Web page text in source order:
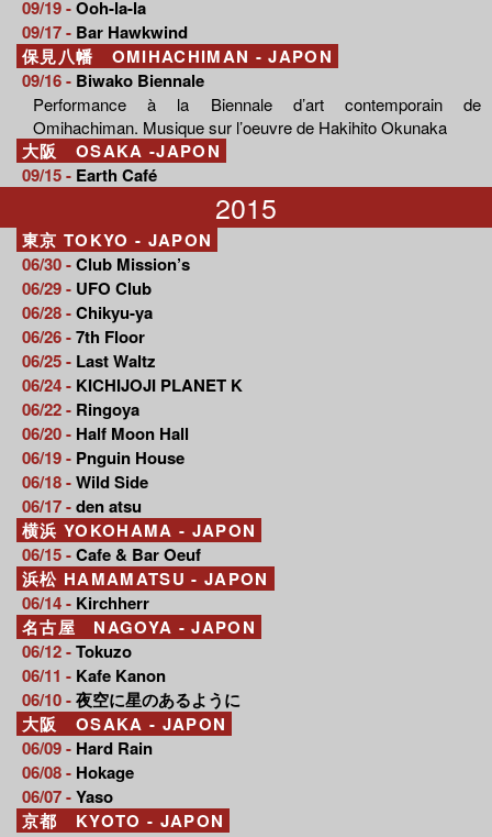
09/19 -Ooh-la-la
09/17 - Bar Hawkwind
保見八幡 OMIHACHIMAN - JAPON
09/16 - Biwako Biennale
Performance à la Biennale d’art contemporain de
Omihachiman. Musique sur l’oeuvre de Hakihito Okunaka
大阪 OSAKA -JAPON
09/15 - Earth Café
2015
東京 TOKYO - JAPON
06/30 -Club Mission’s
06/29 - UFO Club
06/28 -Chikyu-ya
06/26 -7th Floor
06/25 - Last Waltz
06/24 - KICHIJOJI PLANET K
06/22 - Ringoya
06/20 - Half Moon Hall
06/19 - Pnguin House
06/18 -Wild Side
06/17 -den atsu
横浜 YOKOHAMA - JAPON
06/15 -Cafe & Bar Oeuf
浜松 HAMAMATSU - JAPON
06/14 - Kirchherr
名古屋 NAGOYA - JAPON
06/12 -Tokuzo
06/11 - Kafe Kanon
06/10 -夜空に星のあるように
大阪 OSAKA - JAPON
06/09 - Hard Rain
06/08 - Hokage
06/07 -Yaso
京都 KYOTO - JAPON